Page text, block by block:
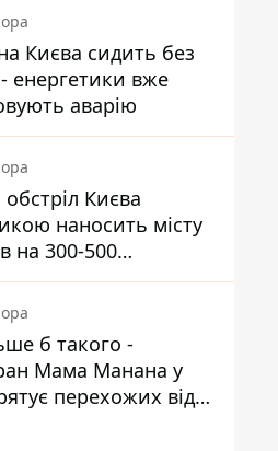
Києва сидить без
- енергетики вже
аварію
Києва
наносить місту
на 300-500
- Петро
б такого -
Мама Манана у
перехожих від